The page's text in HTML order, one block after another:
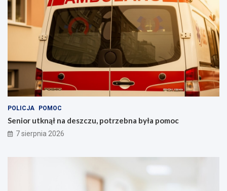
POLICJA POMOC
Senior utknął na deszczu, potrzebna była pomoc
7 sierpnia 2026